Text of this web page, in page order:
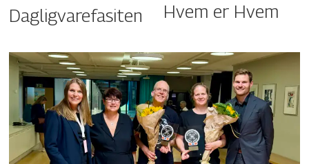
Dagligvarefasiten Hvem er Hvem